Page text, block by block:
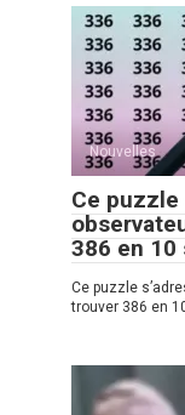
Nouvelles
Ce puzzle
386 en 10
Ce puzzle
trouver 386 en